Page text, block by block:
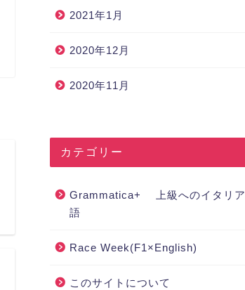
2021年1月
2020年12月
2020年11月
カテゴリー
Grammatica+ 上級へのイタリア
語
Race Week(F1×English)
このサイトについて